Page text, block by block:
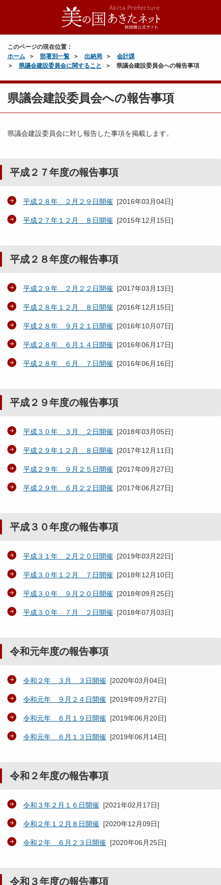
このページの現在位置：
ホーム
部署別一覧 出納局
会計課
県議会建設委員会に関すること
県議会建設委員会への報告事項
県議会建設委員会への報告事項
県議会建設委員会に対し報告した事項を掲載します。
平成２７年度の報告事項
平成２８年 ２月２９日開催 [2016年03月04日]
平成２７年１２月 ８日開催 [2015年12月15日]
平成２８年度の報告事項
平成２９年 ２月２２日開催 [2017年03月13日]
平成２８年１２月 ８日開催 [2016年12月15日]
平成２８年 ９月２１日開催 [2016年10月07日]
平成２８年 ６月１４日開催 [2016年06月17日]
平成２８年 ６月 ７日開催 [2016年06月16日]
平成２９年度の報告事項
平成３０年 ３月 ２日開催 [2018年03月05日]
平成２９年１２月 ８日開催 [2017年12月11日]
平成２９年 ９月２５日開催 [2017年09月27日]
平成２９年 ６月２２日開催 [2017年06月27日]
平成３０年度の報告事項
平成３１年 ２月２０日開催 [2019年03月22日]
平成３０年１２月 ７日開催 [2018年12月10日]
平成３０年 ９月２０日開催 [2018年09月25日]
平成３０年 ７月 ２日開催 [2018年07月03日]
令和元年度の報告事項
令和２年 ３月 ３日開催 [2020年03月04日]
令和元年 ９月２４日開催 [2019年09月27日]
令和元年 ６月１９日開催 [2019年06月20日]
令和元年 ６月１３日開催 [2019年06月14日]
令和２年度の報告事項
令和３年２月１６日開催 [2021年02月17日]
令和２年１２月８日開催 [2020年12月09日]
令和２年 ６月２３日開催 [2020年06月25日]
令和３年度の報告事項